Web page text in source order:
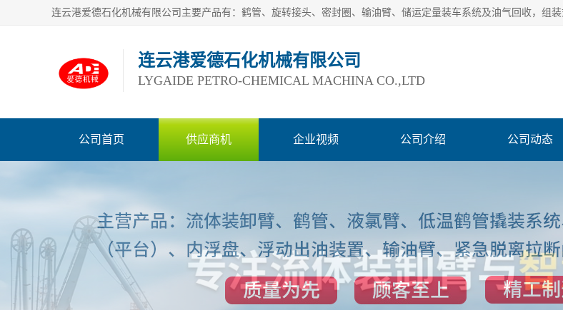
连云港爱德石化机械有限公司
LYGAIDE PETRO-CHEMICAL MACHINA CO.,LTD
公司首页 供应商机 企业视频 公司介绍 公司动态